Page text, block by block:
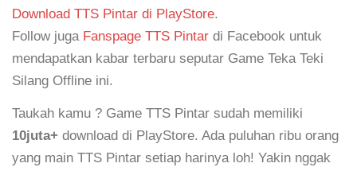
Download TTS Pintar di PlayStore.
Follow juga Fanspage TTS Pintar di Facebook untuk
mendapatkan kabar terbaru seputar Game Teka Teki
Silang Offline ini.
Taukah kamu ? Game TTS Pintar sudah memiliki
10juta+ download di PlayStore. Ada puluhan ribu orang
yang main TTS Pintar setiap harinya loh! Yakin nggak